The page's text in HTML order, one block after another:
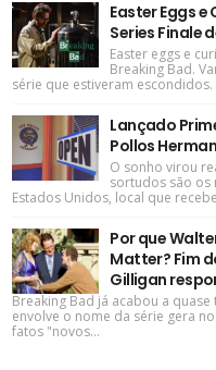
Easter Eggs
Series Finale
Easter eggs e
Breaking Bad.
série que estiveram escondidos.
Lançado
Pollos
O sonho virou
sortudos são os
Estados Unidos, local que
Por que
Matter? Fim
Gilligan
Breaking Bad já acabou a
envolve o nome da série gera
fatos "novos...